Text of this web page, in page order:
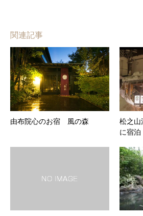
関連記事
由布院心のお宿 風の森
松之山
に宿泊